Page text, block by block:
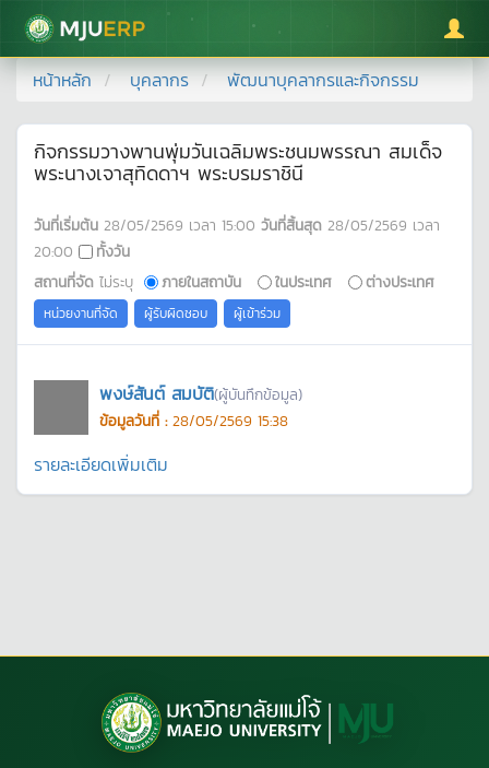
มหาวิทยาลัยแม่โจ้
หน้าหลัก บุคลากร พัฒนาบุคลากรและกิจกรรม
กิจกรรมวางพานพุ่มวันเฉลิมพระชนมพรรณา สมเด็จ
พระนางเจาสุทิดดาฯ พระบรมราชินี
วันที่เริ่มต้น 28/05/2569 เวลา 15:00 วันที่สิ้นสุด 28/05/2569 เวลา
20:00
ทั้งวัน
สถานที่จัด ไม่ระบุ ภายในสถาบัน ในประเทศ ต่างประเทศ
หน่วยงานที่จัด ผู้รับผิดชอบ ผู้เข้าร่วม
พงษ์สันต์ สมบัติ(ผู้บันทึกข้อมูล)
ข้อมูลวันที่ : 28/05/2569 15:38
รายละเอียดเพิ่มเติม